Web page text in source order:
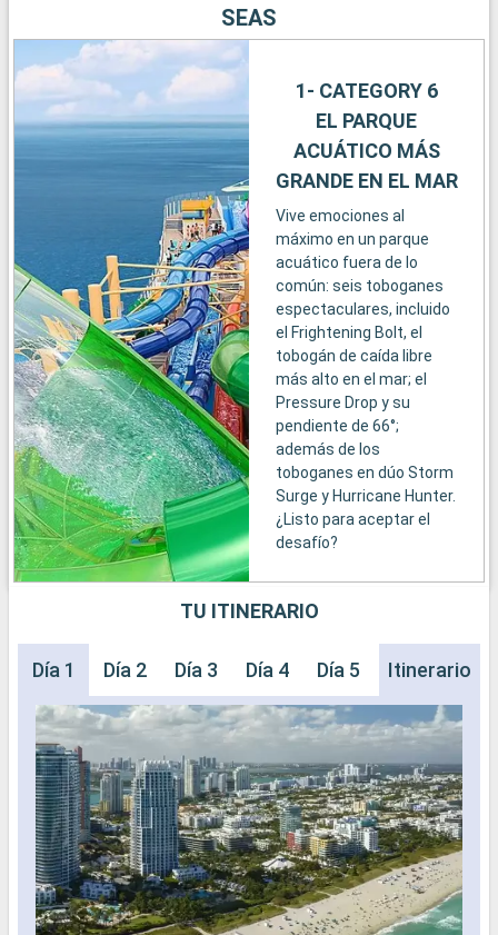
SEAS
1- CATEGORY 6
EL PARQUE
ACUÁTICO MÁS
GRANDE EN EL MAR
Vive emociones al
máximo en un parque
acuático fuera de lo
común: seis toboganes
espectaculares, incluido
el Frightening Bolt, el
tobogán de caída libre
más alto en el mar; el
Pressure Drop y su
pendiente de 66°;
además de los
toboganes en dúo Storm
Surge y Hurricane Hunter.
¿Listo para aceptar el
desafío?
TU ITINERARIO
Día 1 Día 2 Día 3 Día 4 Día 5 Día 6 Día
Itinerario